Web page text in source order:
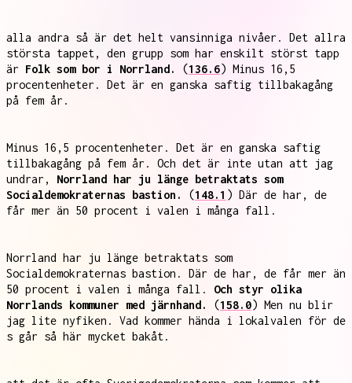
alla andra så är det helt vansinniga nivåer. Det allra
största tappet, den grupp som har enskilt störst tapp
är Folk som bor i Norrland. (136.6) Minus 16,5
procentenheter. Det är en ganska saftig tillbakagång
på fem år.
Minus 16,5 procentenheter. Det är en ganska saftig
tillbakagång på fem år. Och det är inte utan att jag
undrar, Norrland har ju länge betraktats som
Socialdemokraternas bastion.
(148.1 ) Där de har, de
får mer än 50 procent i valen i många fall.
Norrland har ju länge betraktats som
Socialdemokraternas bastion. Där de har, de får mer än
50 procent i valen i många fall. Och styr olika
Norrlands kommuner med järnhand.
(158.0) Men nu blir
jag lite nyfiken. Vad kommer hända i lokalvalen för de
s går så här mycket bakåt.